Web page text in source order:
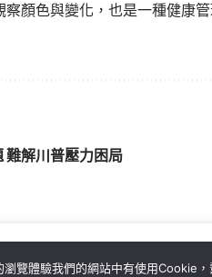
察顏色與變化，也是一種健康
難解川普壓力困局
瀏覽體驗我們的網站中有使用Cookie